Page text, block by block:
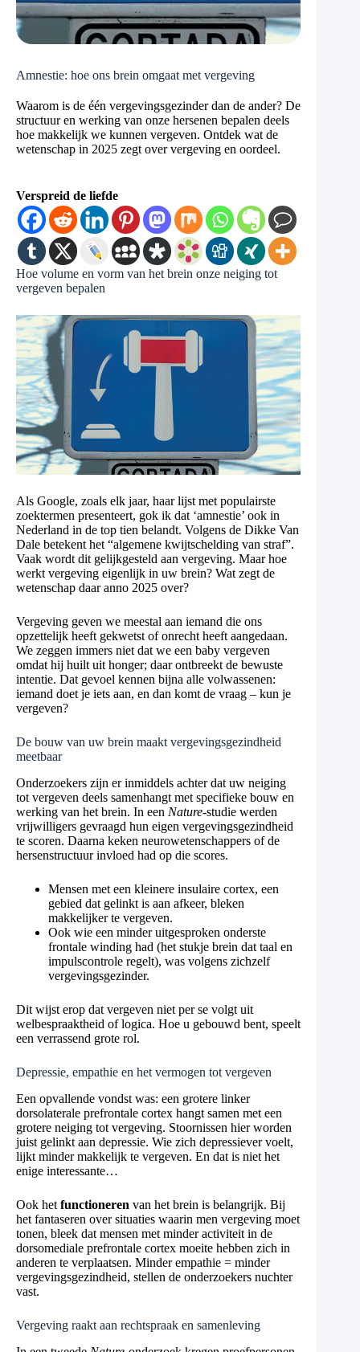
Amnestie: hoe ons brein omgaat met vergeving
Waarom is de één vergevingsgezinder dan de ander? De
structuur en werking van onze hersenen bepalen deels
hoe makkelijk we kunnen vergeven. Ontdek wat de
wetenschap in 2025 zegt over vergeving en oordeel.
Verspreid de liefde
Hoe volume en vorm van het brein onze neiging tot
vergeven bepalen
Als Google, zoals elk jaar, haar lijst met populairste
zoektermen presenteert, gok ik dat ‘amnestie’ ook in
Nederland in de top tien belandt. Volgens de Dikke Van
Dale betekent het “algemene kwijtschelding van straf”.
Vaak wordt dit gelijkgesteld aan vergeving. Maar hoe
werkt vergeving eigenlijk in uw brein? Wat zegt de
wetenschap daar anno 2025 over?
Vergeving geven we meestal aan iemand die ons
opzettelijk heeft gekwetst of onrecht heeft aangedaan.
We zeggen immers niet dat we een baby vergeven
omdat hij huilt uit honger; daar ontbreekt de bewuste
intentie. Dat gevoel kennen bijna alle volwassenen:
iemand doet je iets aan, en dan komt de vraag – kun je
vergeven?
De bouw van uw brein maakt vergevingsgezindheid
meetbaar
Onderzoekers zijn er inmiddels achter dat uw neiging
tot vergeven deels samenhangt met specifieke bouw en
werking van het brein. In een Nature-studie werden
vrijwilligers gevraagd hun eigen vergevingsgezindheid
te scoren. Daarna keken neurowetenschappers of de
hersenstructuur invloed had op die scores.
Mensen met een kleinere insulaire cortex, een
gebied dat gelinkt is aan afkeer, bleken
makkelijker te vergeven.
Ook wie een minder uitgesproken onderste
frontale winding had (het stukje brein dat taal en
impulscontrole regelt), was volgens zichzelf
vergevingsgezinder.
Dit wijst erop dat vergeven niet per se volgt uit
welbespraaktheid of logica. Hoe u gebouwd bent, speelt
een verrassend grote rol.
Depressie, empathie en het vermogen tot vergeven
Een opvallende vondst was: een grotere linker
dorsolaterale prefrontale cortex hangt samen met een
grotere neiging tot vergeving. Stoornissen hier worden
juist gelinkt aan depressie. Wie zich depressiever voelt,
lijkt minder makkelijk te vergeven. En dat is niet het
enige interessante…
Ook het functioneren van het brein is belangrijk. Bij
het fantaseren over situaties waarin men vergeving moet
tonen, bleek dat mensen met minder activiteit in de
dorsomediale prefrontale cortex moeite hebben zich in
anderen te verplaatsen. Minder empathie = minder
vergevingsgezindheid, stellen de onderzoekers nuchter
vast.
Vergeving raakt aan rechtspraak en samenleving